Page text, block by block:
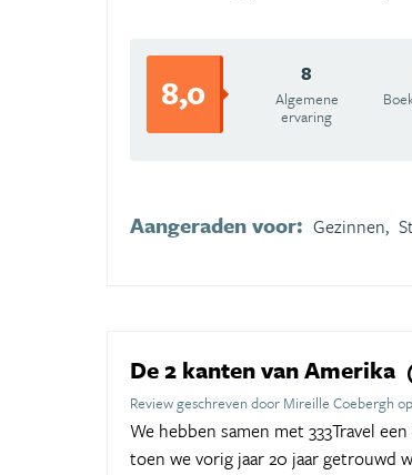
8,0 8
Algemene
ervaring
Aangeraden voor: Gezinnen,
De 2 kanten van Amerika
Review geschreven door Mireille Coebergh
We hebben samen met 333Travel
toen we vorig jaar 20 jaar getrouwd